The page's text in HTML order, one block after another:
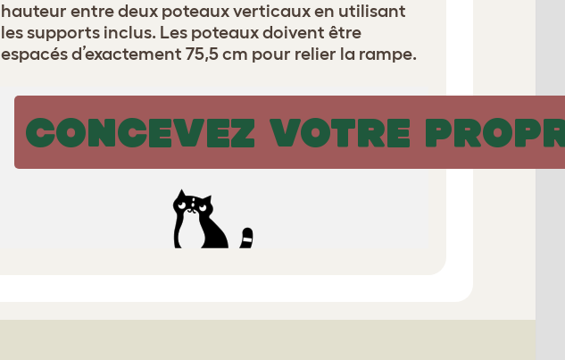
hauteur entre deux poteaux verticaux en utilisant
les supports inclus. Les poteaux doivent être
espacés d’exactement 75,5 cm pour relier la rampe.
CONCEVEZ VOTRE